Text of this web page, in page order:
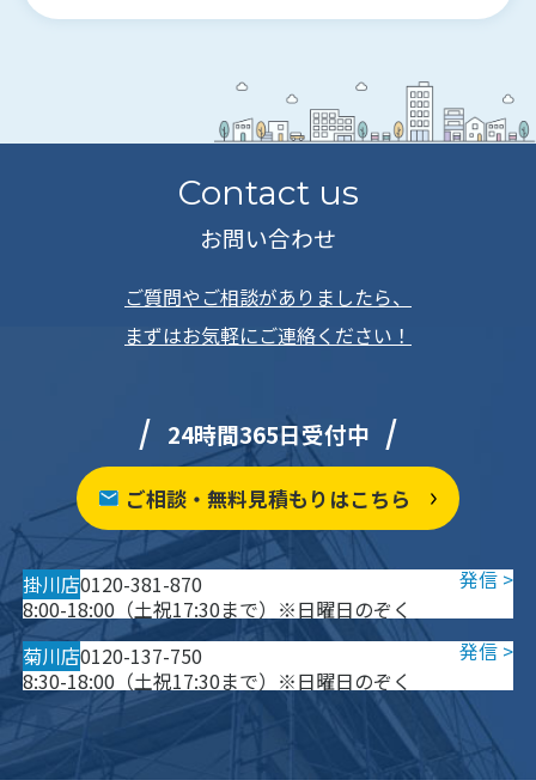
Contact us
お問い合わせ
ご質問やご相談がありましたら、
まずはお気軽にご連絡ください！
24時間365日受付中
ご相談・無料見積もりはこちら
掛川店0120-381-870
8:00-18:00（土祝17:30まで）※日曜日のぞく
菊川店0120-137-750
8:30-18:00（土祝17:30まで）※日曜日のぞく